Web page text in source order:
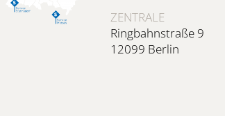
ZENTRALE
Ringbahnstraße 9
12099 Berlin